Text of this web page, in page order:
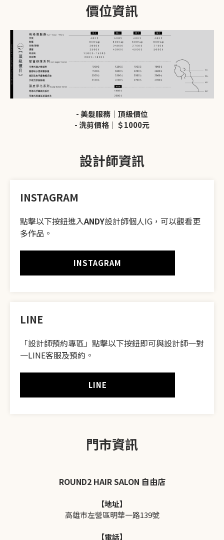
價位資訊
- 美髮服務｜頂級價位
- 洗剪價格｜＄1000元
設計師資訊
INSTAGRAM
點擊以下按鈕進入ANDY設計師個人IG，可以觀看更
多作品。
INSTAGRAM
LINE
「設計師預約專區」 點擊以下按鈕即可與設計師一對
一LINE客服及預約。
LINE
門市資訊
ROUND2 HAIR SALON 自由店
【地址】
高雄市左營區明華一路139號
【電話】